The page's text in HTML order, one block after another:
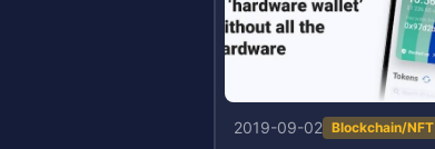
2019-09-02 Blockchain/NFT